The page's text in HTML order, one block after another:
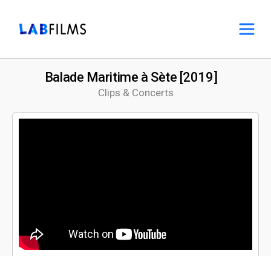
Clips & Concerts
Balade Maritime à Sète [2019]